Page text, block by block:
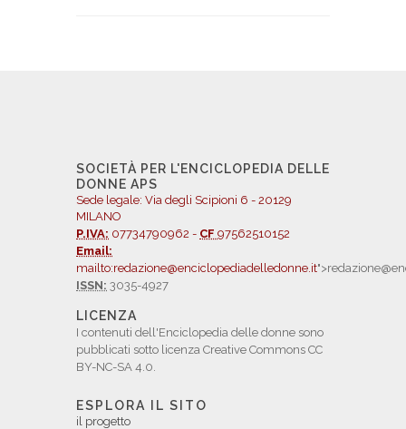
SOCIETÀ PER L'ENCICLOPEDIA DELLE
DONNE APS
Sede legale: Via degli Scipioni 6 - 20129
MILANO
P.IVA: 07734790962 - CF 97562510152
Email:
mailto:redazione@enciclopediadelledonne.it
ISSN: 3035-4927
LICENZA
I contenuti dell'Enciclopedia delle donne sono
pubblicati sotto licenza Creative Commons CC
BY-NC-SA 4.0.
ESPLORA IL SITO
il progetto